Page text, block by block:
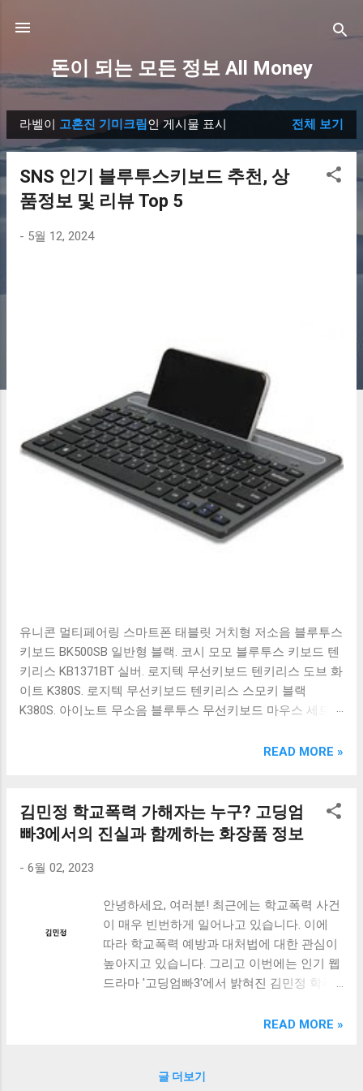
돈이 되는 모든 정보 All Money
글
라벨이 고혼진 기미크림인 게시물 표시 전체 보기
SNS 인기 블루투스키보드 추천, 상
품정보 및 리뷰 Top 5
- 5월 12, 2024
유니콘 멀티페어링 스마트폰 태블릿 거치형 저소음 블루투스
키보드 BK500SB 일반형 블랙. 코시 모모 블루투스 키보드 텐
키리스 KB1371BT 실버. 로지텍 무선키보드 텐키리스 도브 화
이트 K380S. 로지텍 무선키보드 텐키리스 스모키 블랙
K380S. 아이노트 무소음 블루투스 무선키보드 마우스 세트
OABTKBDA 퓨어 화이트. 코시 베이직 블루투스 키보드
랙. 큐센 멤브레인 무선 키보드 블랙 K1000 일반형 블루투스
키보드 구매를 고려하실 때, 추가 할인 혜택을 놓치지 마세요.
다양한 할인 혜택과 빠른배송 혜택을 놓치지 않도록 먼저 확
인해보세요. 추가할인 확인하기 상품 하나를 사더라도 종류
루투스키보드 같은 상품을 고를 때는 더 고민이 많을 수 밖에
없습니다. 다양한 상품들을 상세스펙 과 가격 을 꼼꼼히 비교
해서 구매하실 수 있도록 순위 추천 해드릴게요. 특가상품 보
러가기 추천상품 Best 유니콘 멀티페어링 스마트폰 태블릿
거치형 저소음 블루투스 키보드, BK-500SB, 일반형, 블랙 유
READ MORE »
김민정 학교폭력 가해자는 누구? 고딩엄
빠3에서의 진실과 함께하는 화장품 정보
- 6월 02, 2023
안녕하세요, 여러분! 최근에는 학교폭력 사건
이 매우 빈번하게 일어나고 있습니다. 이에
따라 학교폭력 예방과 대처법에 대한 관심이
높아지고 있습니다. 그리고 이번에는 인기 웹
드라마 '고딩엄빠3'에서 밝혀진 김민정 학폭
이번 화에서는 김민정의 화장품인 고혼진 기
제공하고, 학교폭력 예방을 위한 교육과 대처
READ MORE »
글 더보기